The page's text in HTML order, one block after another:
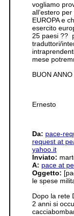
vogliamo
all’estero
EUROPA e
esercito
25 paesi ??
traduttori/
mese
BUON
Ernesto
Da: pace-
request at
yahoo.it
Inviato:
A: pace at
Oggetto:
le spese
Dopo la rete
2 anni si